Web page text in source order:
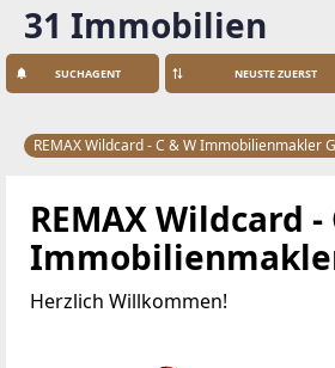
31 Immobilien
SUCHAGENT
REMAX Wildcard - C & W Immobilienmakler
REMAX Wildcard -
Herzlich Willkommen!